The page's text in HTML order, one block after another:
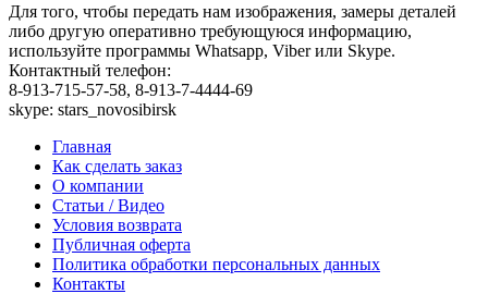
Для того, чтобы передать нам изображения, замеры деталей
либо другую оперативно требующуюся информацию,
используйте программы Whatsapp, Viber или Skype.
Контактный телефон:
8-913-715-57-58, 8-913-7-4444-69
skype: stars_novosibirsk
Главная
Как сделать заказ
О компании
Статьи / Видео
Условия возврата
Публичная оферта
Политика обработки персональных данных
Контакты